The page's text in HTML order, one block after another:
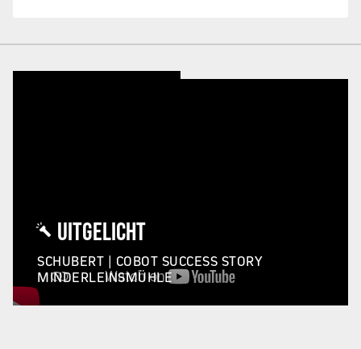
UITGELICHT
SCHUBERT | COBOT SUCCESS STORY
MINDERLEINSMÜHLE